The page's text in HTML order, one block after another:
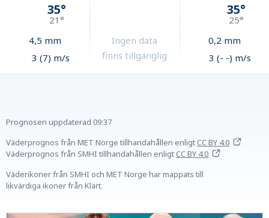
35°
21°
4,5 mm
3 (7) m/s
Ingen data
finns tillgänglig
35°
25°
0,2 mm
3 (- -) m/s
Prognosen uppdaterad 09:37
Väderprognos från MET Norge tillhandahållen enligtCC BY 4.0
Väderprognos från SMHI tillhandahållen enligtCC BY 4.0
Väderikoner från SMHI och MET Norge har mappats till
likvärdiga ikoner från Klart.